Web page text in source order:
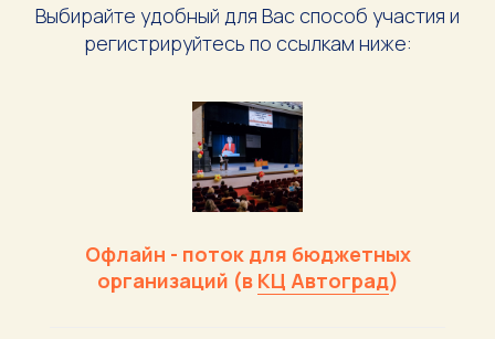
Выбирайте удобный для Вас способ участия и
регистрируйтесь по ссылкам ниже:
Офлайн - поток для бюджетных
организаций (в КЦ Автоград)